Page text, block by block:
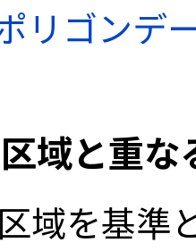
リゴンデ
域と重
域を基準